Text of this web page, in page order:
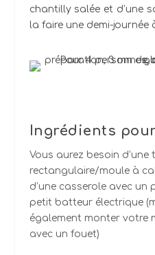
chantilly salée et d’une
la faire une demi-journée
Ingrédients
Vous aurez besoin d’une
rectangulaire/moule à
d’une casserole avec un
petit batteur électrique
également monter votre
avec un fouet)